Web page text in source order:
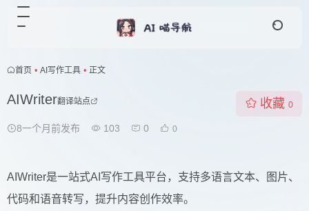
首页 • AI写作工具 • 正文
AIWriter翻译站点
8一个月前发布 103 0 0
收藏 0
AIWriter是一站式AI写作工具平台，支持多语言文本、图片、
代码和语音转写，提升内容创作效率。